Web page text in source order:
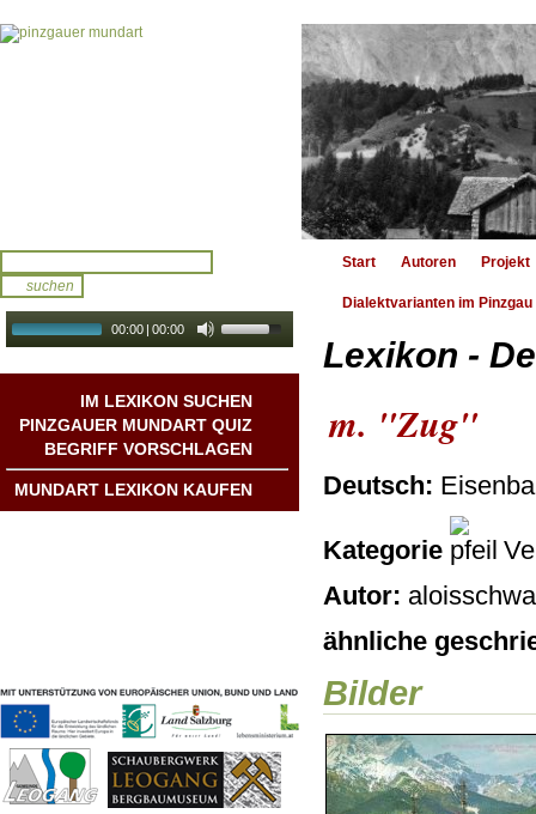
00:00 | 00:00
IM LEXIKON SUCHEN
PINZGAUER MUNDART QUIZ
BEGRIFF VORSCHLAGEN
MUNDART LEXIKON KAUFEN
Start Autoren Projekt
Dialektvarianten im Pinzgau
Lexikon -
m. "Zug"
Deutsch:
Kategorie
Autor:
ähnliche
Bilder